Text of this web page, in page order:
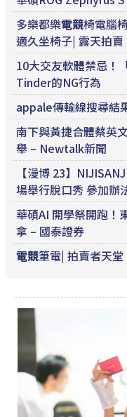
多樂都樂電競椅電腦
適久坐椅子| 露天拍賣
10大交友軟體禁忌！
Tinder的NG行為
appale傳輸線搜尋結
南下與黃捷合體蔡英
舉 – Newtalk新聞
【漫博 23】
場舉行脫口秀 參加辦
華碩AI 開學祭開跑！
拿 – 國泰證券
電競筆電| 拍賣者天堂